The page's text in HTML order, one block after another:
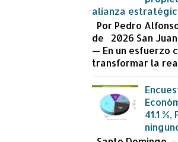
alianza
Por Pedro
de 2026 San Juan
— En un esfuerzo
transformar la
41.1 %,